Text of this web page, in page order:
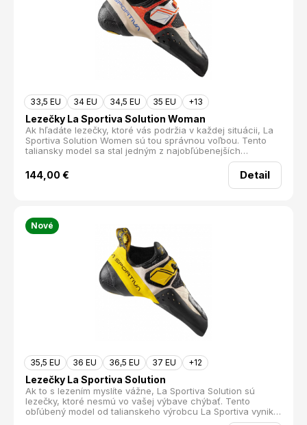
33,5 EU 34 EU 34,5 EU 35 EU +13
Lezečky La Sportiva Solution Woman
Ak hľadáte lezečky, ktoré vás podržia v každej situácii, La
Sportiva Solution Women sú tou správnou voľbou. Tento
taliansky model sa stal jedným z najobľúbenejších
športových modelov vďaka svojej všestrannosti a
výnimočným vlastnostiam. Či už sa chystáte na boulderový
závod alebo na náročné lezecké projekty v skalách, tieto
lezečky vám poskytnú potrebnú podporu a stabilitu.
144,00 € Detail
Nové
35,5 EU 36 EU 36,5 EU 37 EU +12
Lezečky La Sportiva Solution
Ak to s lezením myslíte vážne, La Sportiva Solution sú
lezečky, ktoré nesmú vo vašej výbave chýbať. Tento
obľúbený model od talianskeho výrobcu La Sportiva vyniká
svojou univerzálnosťou a výkonmi na najnáročnejších